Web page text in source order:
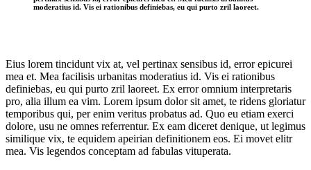
moderatius id. Vis ei rationibus definiebas, eu qui purto zril laoreet.
Eius lorem tincidunt vix at, vel pertinax sensibus id, error epicurei
mea et. Mea facilisis urbanitas moderatius id. Vis ei rationibus
definiebas, eu qui purto zril laoreet. Ex error omnium interpretaris
pro, alia illum ea vim. Lorem ipsum dolor sit amet, te ridens gloriatur
temporibus qui, per enim veritus probatus ad. Quo eu etiam exerci
dolore, usu ne omnes referrentur. Ex eam diceret denique, ut legimus
similique vix, te equidem apeirian definitionem eos. Ei movet elitr
mea. Vis legendos conceptam ad fabulas vituperata.